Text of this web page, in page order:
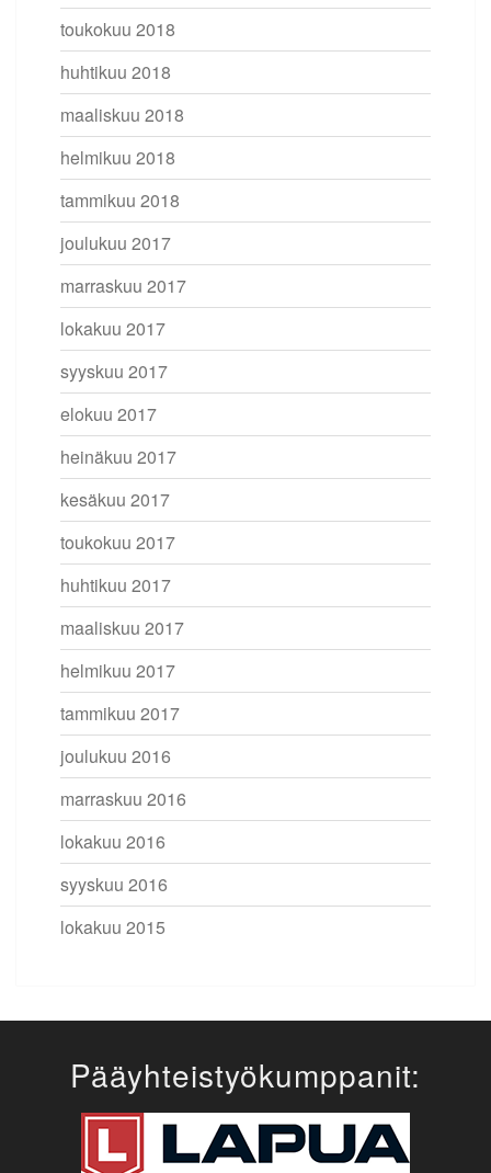
toukokuu 2018
huhtikuu 2018
maaliskuu 2018
helmikuu 2018
tammikuu 2018
joulukuu 2017
marraskuu 2017
lokakuu 2017
syyskuu 2017
elokuu 2017
heinäkuu 2017
kesäkuu 2017
toukokuu 2017
huhtikuu 2017
maaliskuu 2017
helmikuu 2017
tammikuu 2017
joulukuu 2016
marraskuu 2016
lokakuu 2016
syyskuu 2016
lokakuu 2015
Pääyhteistyökumppanit: